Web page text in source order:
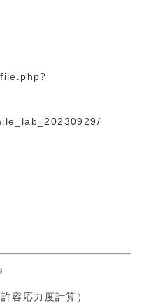
容応力度計算）